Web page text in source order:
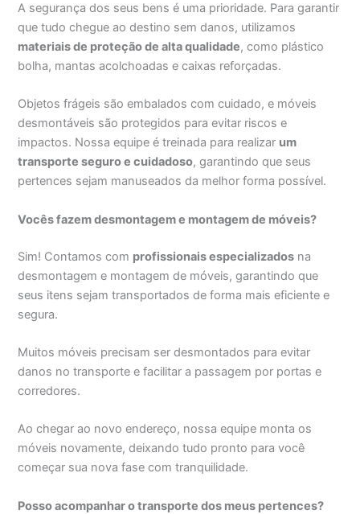
A segurança dos seus bens é uma prioridade. Para garantir
que tudo chegue ao destino sem danos, utilizamos
materiais de proteção de alta qualidade, como plástico
bolha, mantas acolchoadas e caixas reforçadas.
Objetos frágeis são embalados com cuidado, e móveis
desmontáveis são protegidos para evitar riscos e
impactos. Nossa equipe é treinada para realizar um
transporte seguro e cuidadoso, garantindo que seus
pertences sejam manuseados da melhor forma possível.
Vocês fazem desmontagem e montagem de móveis?
Sim! Contamos com profissionais especializados na
desmontagem e montagem de móveis, garantindo que
seus itens sejam transportados de forma mais eficiente e
segura.
Muitos móveis precisam ser desmontados para evitar
danos no transporte e facilitar a passagem por portas e
corredores.
Ao chegar ao novo endereço, nossa equipe monta os
móveis novamente, deixando tudo pronto para você
começar sua nova fase com tranquilidade.
Posso acompanhar o transporte dos meus pertences?